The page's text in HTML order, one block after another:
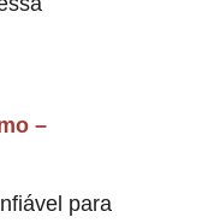
–
para